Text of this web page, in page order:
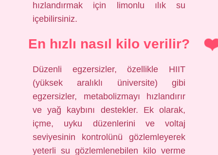
hızlandırmak için limonlu ılık su
içebilirsiniz.
En hızlı nasıl kilo verilir?
Düzenli egzersizler, özellikle HIIT
(yüksek aralıklı üniversite) gibi
egzersizler, metabolizmayı hızlandırır
ve yağ kaybını destekler. Ek olarak,
içme, uyku düzenlerini ve voltaj
seviyesinin kontrolünü gözlemleyerek
yeterli su gözlemlenebilen kilo verme